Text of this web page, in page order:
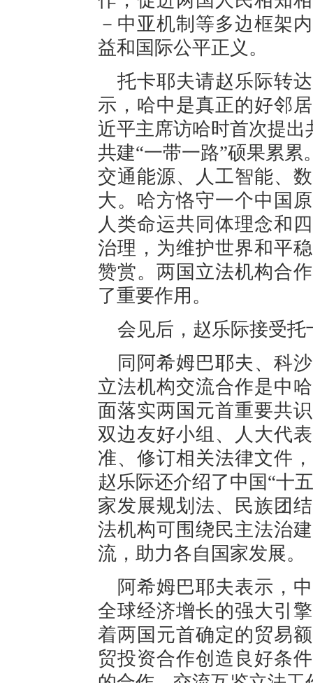
－中亚机制等多边框架
益和国际公平正义。
托卡耶夫请赵乐际转
示，哈中是真正的好邻
近平主席访哈时首次提出
共建“一带一路”硕果累
交通能源、人工智能、
大。哈方恪守一个中国
人类命运共同体理念和
治理，为维护世界和平
赞赏。两国立法机构合
了重要作用。
会见后，赵乐际接受托
同阿希姆巴耶夫、科
立法机构交流合作是中
面落实两国元首重要共
双边友好小组、人大代
准、修订相关法律文件
赵乐际还介绍了中国“十
家发展规划法、民族团
法机构可围绕民主法治
流，助力各自国家发展。
阿希姆巴耶夫表示，
全球经济增长的强大引
着两国元首确定的贸易
贸投资合作创造良好条